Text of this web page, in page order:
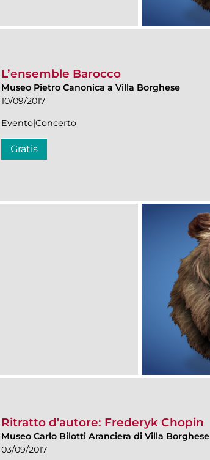
L’ensemble Barocco
Museo Pietro Canonica a Villa Borghese
10/09/2017
Evento|Concerto
Gratis
Ritratto d'autore: Frederyk Chopin
Museo Carlo Bilotti Aranciera di Villa Borghese
03/09/2017